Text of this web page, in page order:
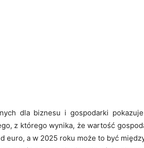
dla biznesu i gospodarki
z którego wynika, że wartość
euro, a w 2025 roku może to być